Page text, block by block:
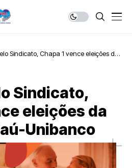
Sindicato, Chapa 1 vence eleições da
Sindicato,
eleições da
Unibanco